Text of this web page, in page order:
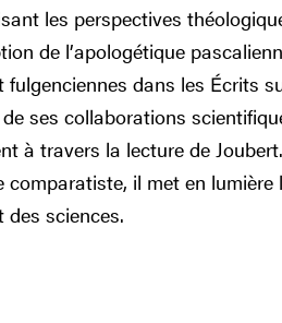
les perspectives
de l’apologétique
fulgenciennes dans les Écrits
ses collaborations
à travers la lecture de
comparatiste, il met en
des sciences.